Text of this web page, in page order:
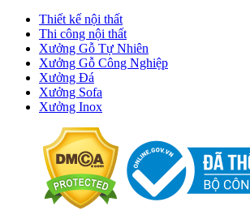
Thiết kế nội thất
Thi công nội thất
Xưởng Gỗ Tự Nhiên
Xưởng Gỗ Công Nghiệp
Xưởng Đá
Xưởng Sofa
Xưởng Inox